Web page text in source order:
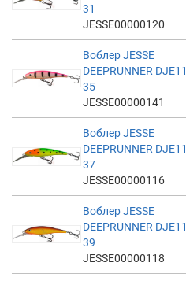
31
JESSE00000120
Воблер JESSE
DEEPRUNNER DJE11
35
JESSE00000141
Воблер JESSE
DEEPRUNNER DJE11
37
JESSE00000116
Воблер JESSE
DEEPRUNNER DJE11
39
JESSE00000118